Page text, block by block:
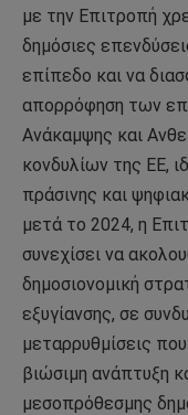
με την Επιτροπή
δημόσιες
επίπεδο και να
απορρόφηση των
Ανάκαμψης και
κονδυλίων της ΕΕ,
πράσινης και
μετά το 2024, η
συνεχίσει να
δημοσιονομική
εξυγίανσης, σε
μεταρρυθμίσεις
βιώσιμη ανάπτυξη
μεσοπρόθεσμης